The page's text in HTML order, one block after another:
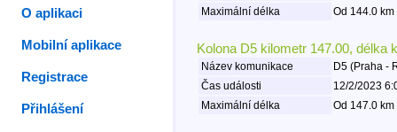
Maximální délka
Od 144.0
Kolona D5 kilometr 147.00, délka
Název komunikace
D5 (Praha -
Čas události
12/2/2023
Maximální délka
Od 147.0
O aplikaci
Mobilní aplikace
Registrace
Přihlášení